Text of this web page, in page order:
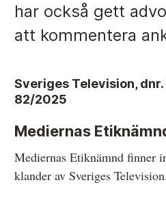
Anmälan och beslut
Från anmälan till beslut – så
Så här gör du en anmälan
Fyll i din anmälan
Regler för medier i processen
har också gett
att kommentera
Sveriges Television, dnr.
82/2025
Mediernas
Mediernas Etiknämnd finner
klander av Sveriges Television.